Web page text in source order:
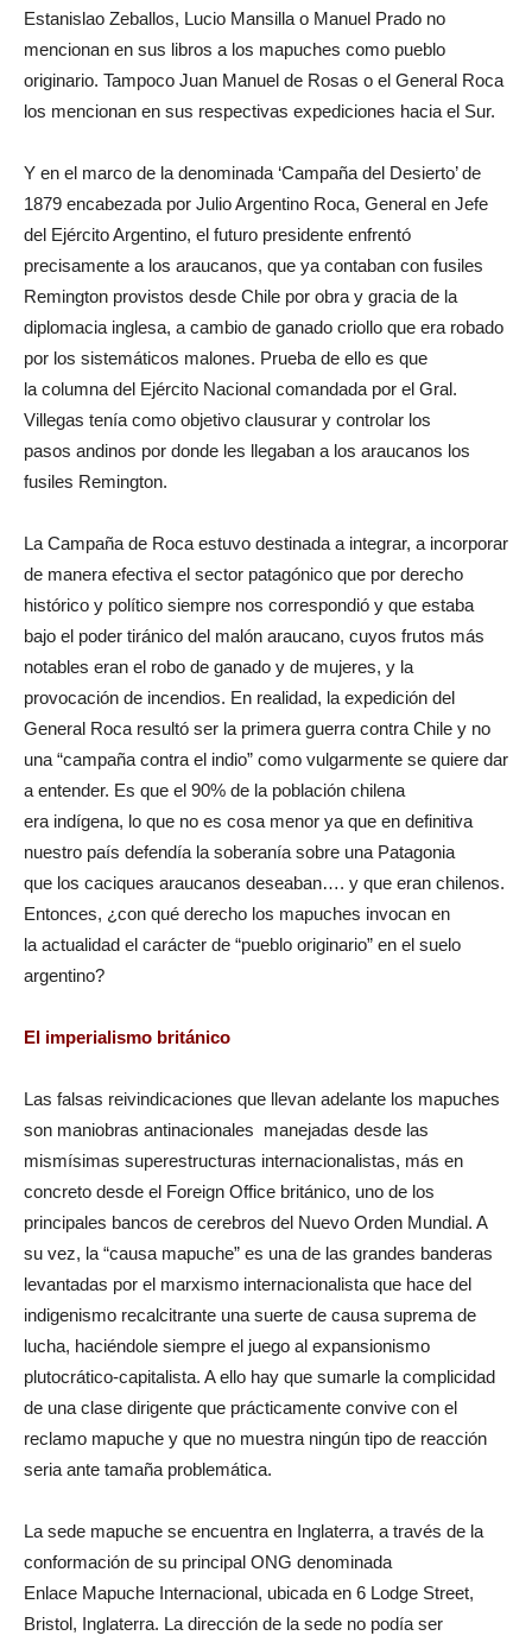
Estanislao Zeballos, Lucio Mansilla o Manuel Prado no
mencionan en sus libros a los mapuches como pueblo
originario. Tampoco Juan Manuel de Rosas o el General Roca
los mencionan en sus respectivas expediciones hacia el Sur.
Y en el marco de la denominada ‘Campaña del Desierto’ de
1879 encabezada por Julio Argentino Roca, General en Jefe
del Ejército Argentino, el futuro presidente enfrentó
precisamente a los araucanos, que ya contaban con fusiles
Remington provistos desde Chile por obra y gracia de la
diplomacia inglesa, a cambio de ganado criollo que era robado
por los sistemáticos malones. Prueba de ello es que
la columna del Ejército Nacional comandada por el Gral.
Villegas tenía como objetivo clausurar y controlar los
pasos andinos por donde les llegaban a los araucanos los
fusiles Remington.
La Campaña de Roca estuvo destinada a integrar, a incorporar
de manera efectiva el sector patagónico que por derecho
histórico y político siempre nos correspondió y que estaba
bajo el poder tiránico del malón araucano, cuyos frutos más
notables eran el robo de ganado y de mujeres, y la
provocación de incendios. En realidad, la expedición del
General Roca resultó ser la primera guerra contra Chile y no
una “campaña contra el indio” como vulgarmente se quiere dar
a entender. Es que el 90% de la población chilena
era indígena, lo que no es cosa menor ya que en definitiva
nuestro país defendía la soberanía sobre una Patagonia
que los caciques araucanos deseaban…. y que eran chilenos.
Entonces, ¿con qué derecho los mapuches invocan en
la actualidad el carácter de “pueblo originario” en el suelo
argentino?
El imperialismo británico
Las falsas reivindicaciones que llevan adelante los mapuches
son maniobras antinacionales manejadas desde las
mismísimas superestructuras internacionalistas, más en
concreto desde el Foreign Office británico, uno de los
principales bancos de cerebros del Nuevo Orden Mundial. A
su vez, la “causa mapuche” es una de las grandes banderas
levantadas por el marxismo internacionalista que hace del
indigenismo recalcitrante una suerte de causa suprema de
lucha, haciéndole siempre el juego al expansionismo
plutocrático-capitalista. A ello hay que sumarle la complicidad
de una clase dirigente que prácticamente convive con el
reclamo mapuche y que no muestra ningún tipo de reacción
seria ante tamaña problemática.
La sede mapuche se encuentra en Inglaterra, a través de la
conformación de su principal ONG denominada
Enlace Mapuche Internacional, ubicada en 6 Lodge Street,
Bristol, Inglaterra. La dirección de la sede no podía ser